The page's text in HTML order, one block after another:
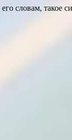
словам, такое